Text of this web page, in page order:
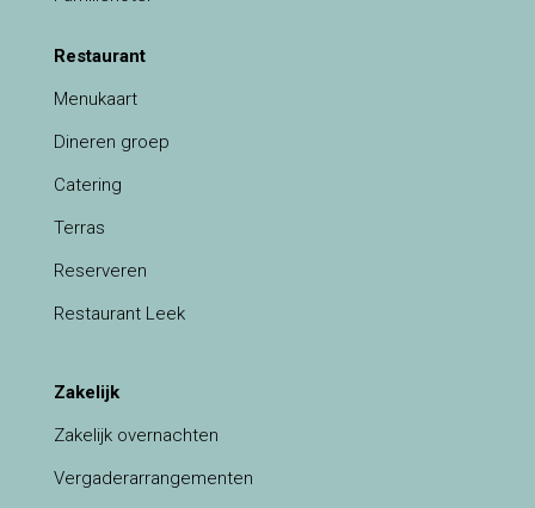
Restaurant
Menukaart
Dineren groep
Catering
Terras
Reserveren
Restaurant Leek
Zakelijk
Zakelijk overnachten
Vergaderarrangementen